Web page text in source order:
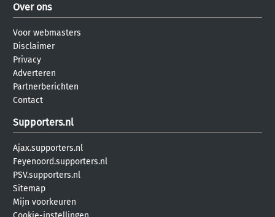
Over ons
Voor webmasters
Disclaimer
Privacy
Adverteren
Partnerberichten
Contact
Supporters.nl
Ajax.supporters.nl
Feyenoord.supporters.nl
PSV.supporters.nl
Sitemap
Mijn voorkeuren